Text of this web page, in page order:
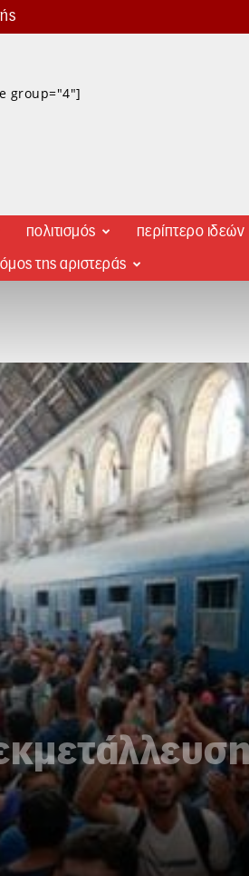
group="4"]
πολιτισμός περίπτερο ιδεών
της αριστεράς